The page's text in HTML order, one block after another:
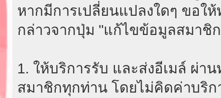
หากมีการเปลี่ยนแปลงใดๆ ขอใ
กล่าวจากปุ่ม "แก้ไขข้อมูลสมาชิ
1. ให้บริการรับ และส่งอีเมล์ ผ่า
สมาชิกทุกท่าน โดยไม่คิดค่าบริก